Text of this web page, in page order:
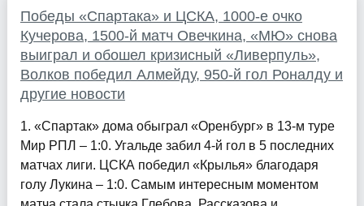
Победы «Спартака» и ЦСКА, 1000-е очко
Кучерова, 1500-й матч Овечкина, «МЮ» снова
выиграл и обошел кризисный «Ливерпуль»,
Волков победил Алмейду, 950-й гол Роналду и
другие новости
1. «Спартак» дома обыграл «Оренбург» в 13-м туре
Мир РПЛ – 1:0. Угальде забил 4-й гол в 5 последних
матчах лиги. ЦСКА победил «Крылья» благодаря
голу Лукина – 1:0. Самым интересным моментом